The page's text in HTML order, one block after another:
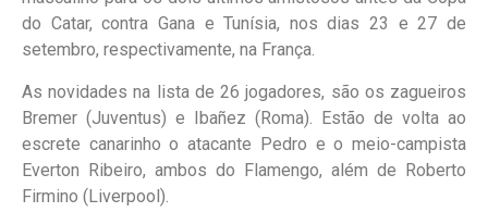
do Catar, contra Gana e Tunísia, nos dias 23 e 27 de
setembro, respectivamente, na França.
As novidades na lista de 26 jogadores, são os zagueiros
Bremer (Juventus) e Ibañez (Roma). Estão de volta ao
escrete canarinho o atacante Pedro e o meio-campista
Everton Ribeiro, ambos do Flamengo, além de Roberto
Firmino (Liverpool).